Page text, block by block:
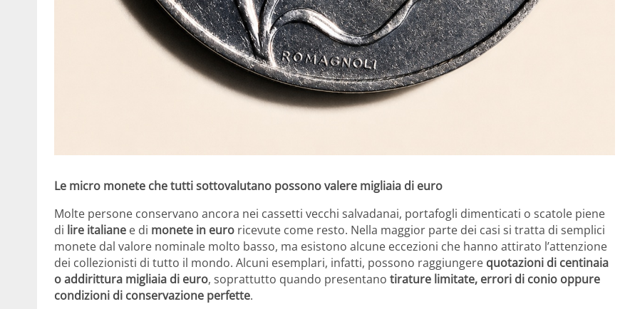
Le micro monete che tutti sottovalutano possono valere migliaia di euro
Molte persone conservano ancora nei cassetti vecchi salvadanai, portafogli dimenticati o scatole piene
di lire italiane e di monete in euro ricevute come resto. Nella maggior parte dei casi si tratta di semplici
monete dal valore nominale molto basso, ma esistono alcune eccezioni che hanno attirato l’attenzione
dei collezionisti di tutto il mondo. Alcuni esemplari, infatti, possono raggiungere quotazioni di centinaia
o addirittura migliaia di euro, soprattutto quando presentano tirature limitate, errori di conio oppure
condizioni di conservazione perfette.